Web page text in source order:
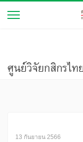
13 กันยายน 2566